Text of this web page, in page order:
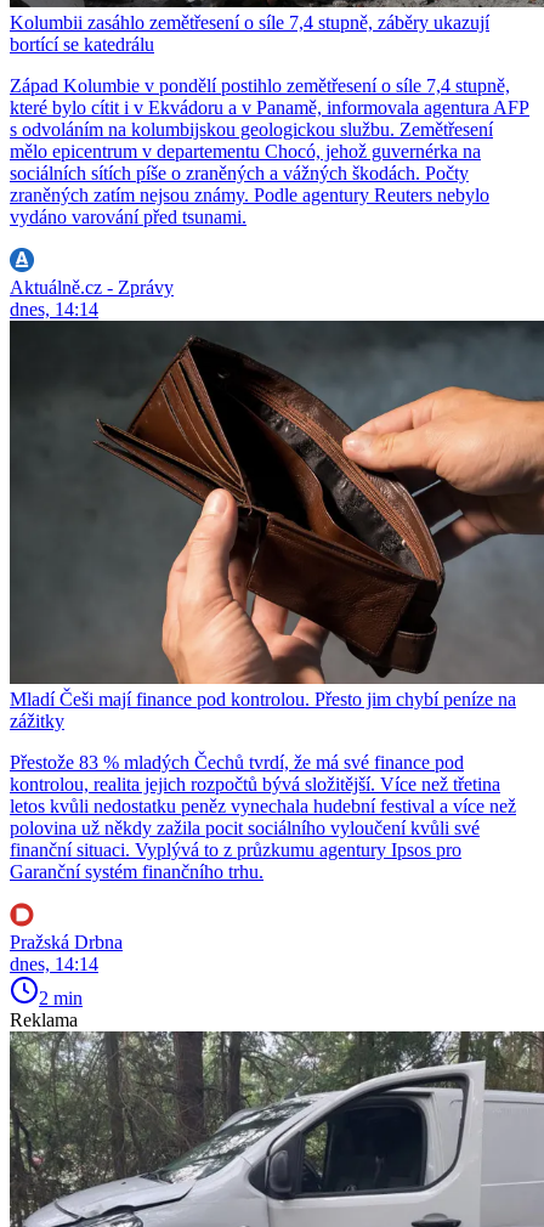
Kolumbii zasáhlo zemětřesení o síle 7,4 stupně, záběry ukazují
bortící se katedrálu
Západ Kolumbie v pondělí postihlo zemětřesení o síle 7,4 stupně,
které bylo cítit i v Ekvádoru a v Panamě, informovala agentura AFP
s odvoláním na kolumbijskou geologickou službu. Zemětřesení
mělo epicentrum v departementu Chocó, jehož guvernérka na
sociálních sítích píše o zraněných a vážných škodách. Počty
zraněných zatím nejsou známy. Podle agentury Reuters nebylo
vydáno varování před tsunami.
Aktuálně.cz - Zprávy
dnes, 14:14
Mladí Češi mají finance pod kontrolou. Přesto jim chybí peníze na
zážitky
Přestože 83 % mladých Čechů tvrdí, že má své finance pod
kontrolou, realita jejich rozpočtů bývá složitější. Více než třetina
letos kvůli nedostatku peněz vynechala hudební festival a více než
polovina už někdy zažila pocit sociálního vyloučení kvůli své
finanční situaci. Vyplývá to z průzkumu agentury Ipsos pro
Garanční systém finančního trhu.
Pražská Drbna
dnes, 14:14
2 min
Reklama